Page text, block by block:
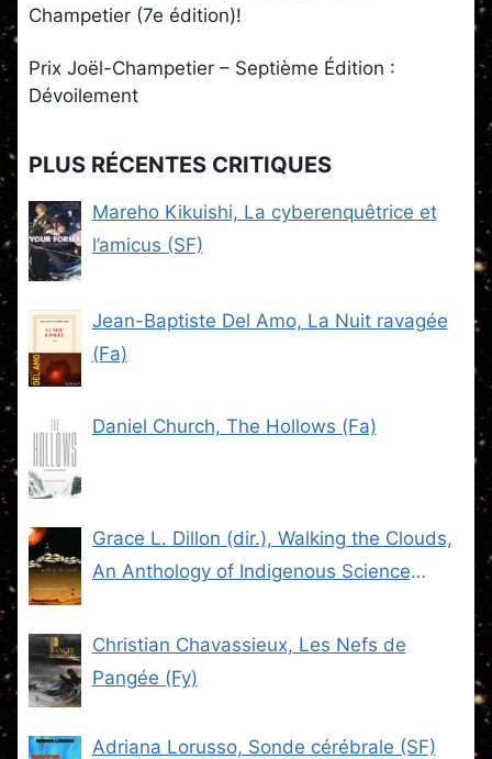
Champetier (7e édition)!
Prix Joël-Champetier – Septième Édition :
Dévoilement
PLUS RÉCENTES CRITIQUES
Mareho Kikuishi, La cyberenquêtrice et
l’amicus (SF)
Jean-Baptiste Del Amo, La Nuit ravagée
(Fa)
Daniel Church, The Hollows (Fa)
Grace L. Dillon (dir.), Walking the Clouds,
An Anthology of Indigenous Science
Christian Chavassieux, Les Nefs de
Pangée (Fy)
Adriana Lorusso, Sonde cérébrale (SF)